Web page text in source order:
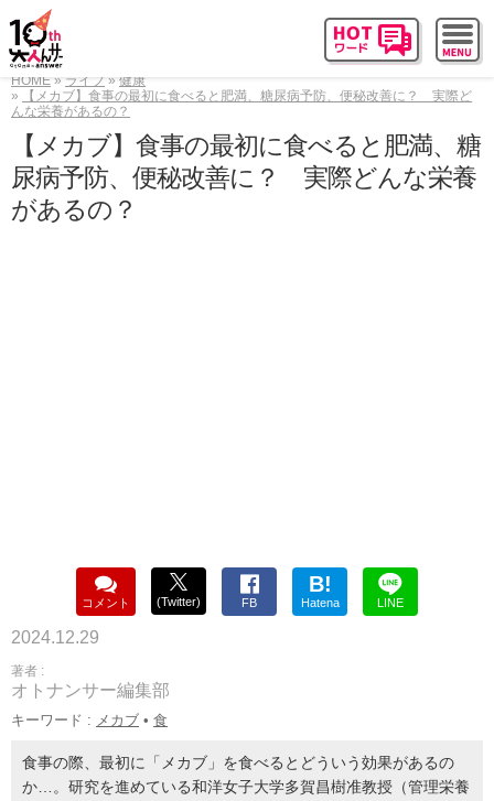
HOME ライフ
健康
【メカブ】食事の最初に食べると肥満、糖尿病予防、便秘改善に？ 実際ど
んな栄養があるの？
【メカブ】食事の最初に食べると肥満、糖
尿病予防、便秘改善に？ 実際どんな栄養
があるの？
コメント (Twitter) FB
B!
Hatena LINE
2024.12.29
著者 :
オトナンサー編集部
キーワード : メカブ • 食
食事の際、最初に「メカブ」を食べるとどういう効果があるの
か…。研究を進めている和洋女子大学多賀昌樹准教授（管理栄養